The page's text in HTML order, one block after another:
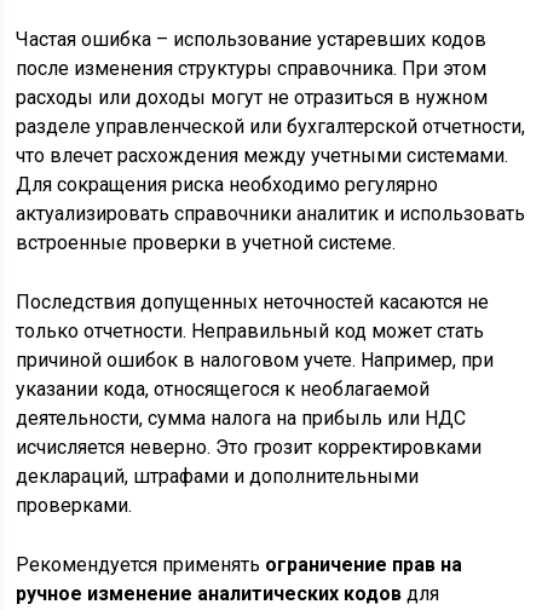
Частая ошибка – использование устаревших кодов
после изменения структуры справочника. При этом
расходы или доходы могут не отразиться в нужном
разделе управленческой или бухгалтерской отчетности,
что влечет расхождения между учетными системами.
Для сокращения риска необходимо регулярно
актуализировать справочники аналитик и использовать
встроенные проверки в учетной системе.
Последствия допущенных неточностей касаются не
только отчетности. Неправильный код может стать
причиной ошибок в налоговом учете. Например, при
указании кода, относящегося к необлагаемой
деятельности, сумма налога на прибыль или НДС
исчисляется неверно. Это грозит корректировками
деклараций, штрафами и дополнительными
проверками.
Рекомендуется применять ограничение прав на
ручное изменение аналитических кодов для